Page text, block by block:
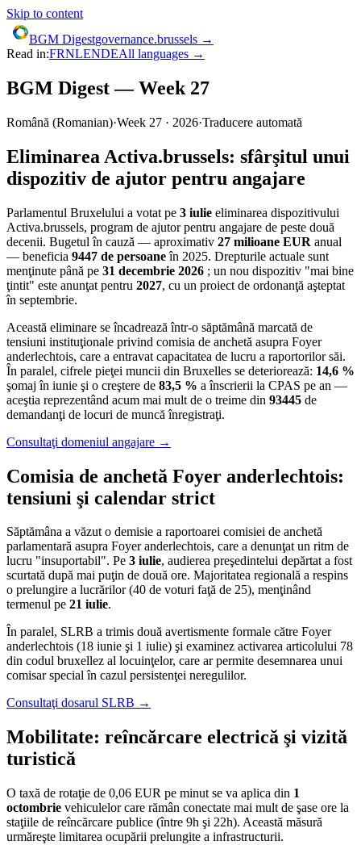
Skip to content
BGM Digestgovernance.brussels →
Read in:FRNLENDEAll languages →
BGM Digest — Week 27
Română (Romanian)·Week 27 · 2026·Traducere automată
Eliminarea Activa.brussels: sfârşitul unui
dispozitiv de ajutor pentru angajare
Parlamentul Bruxelului a votat pe 3 iulie eliminarea dispozitivului
Activa.brussels, program de ajutor pentru angajare de peste două
decenii. Bugetul în cauză — aproximativ 27 milioane EUR anual
— beneficia 9447 de persoaneîn 2025. Drepturile actuale sunt
menţinute până pe 31 decembrie 2026 ; un nou dispozitiv "mai bine
ţintit" este anunţat pentru 2027, cu un proiect de ordonanţă aşteptat
în septembrie.
Această eliminare se încadrează într-o săptămână marcată de
tensiuni instituţionale privind comisia de anchetă asupra Foyer
anderlechtois, care a entravat capacitatea de lucru a raportorilor săi.
În paralel, cifrele pieţei muncii din Bruxelles se deteriorează: 14,6 %
şomaj în iunie şi o creştere de 83,5 % a înscrierii la CPAS pe an —
aceştia reprezentând acum mai mult de o treime din 93445 de
demandanţi de locuri de muncă înregistraţi.
Consultaţi domeniul angajare →
Comisia de anchetă Foyer anderlechtois:
tensiuni şi calendar strict
Săptămâna a văzut o demisie a raportoarei comisiei de anchetă
parlamentară asupra Foyer anderlechtois, care a denunţat un ritm de
lucru "insuportabil". Pe 3 iulie, audierea preşedintelui depărtat a fost
scurtată după mai puţin de două ore. Majoritatea regională a respins
o prelungire a lucrărilor (40 de voturi faţă de 25), menţinând
termenul pe 21 iulie.
În paralel, SLRB a trimis două avertismente formale către Foyer
anderlechtois (18 iunie şi 1 iulie) şi examinez activarea articolului 78
din codul bruxellez al locuinţelor, care ar permite desemnarea unui
comisar special în cazul persistenţei neregulilor.
Consultaţi dosarul SLRB →
Mobilitate: reîncărcare electrică şi vizită
turistică
O taxă de rotaţie de 0,06 EUR pe minut se va aplica din 1
octombrie vehiculelor care rămân conectate mai mult de şase ore la
staţiile de reîncărcare publice (între 9h şi 22h). Această măsură
urmăreşte limitarea ocupării prelungite a infrastructurii.